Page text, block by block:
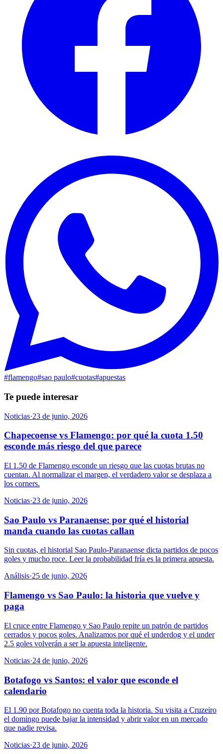
#flamengo#sao paulo#cuotas#apuestas
Te puede interesar
Noticias·23 de junio, 2026
Chapecoense vs Flamengo: por qué la cuota 1.50
esconde más riesgo del que parece
El 1.50 de Flamengo esconde un riesgo que las cuotas brutas no
cuentan. Al normalizar el margen, el verdadero valor se desplaza a
los corners.
Noticias·23 de junio, 2026
Sao Paulo vs Paranaense: por qué el historial
manda cuando las cuotas callan
Sin cuotas, el historial Sao Paulo-Paranaense dicta partidos de pocos
goles y mucho roce. Leer la probabilidad fría es la primera apuesta.
Análisis·25 de junio, 2026
Flamengo vs Sao Paulo: la historia que vuelve y
paga
El cruce entre Flamengo y Sao Paulo repite un patrón de partidos
cerrados y pocos goles. Analizamos por qué el underdog y el under
2.5 goles volverán a ser la apuesta inteligente.
Noticias·24 de junio, 2026
Botafogo vs Santos: el valor que esconde el
calendario
El 1.90 por Botafogo no cuenta toda la historia. Su visita a Cruzeiro
el domingo puede bajar la intensidad y abrir valor en un mercado
que nadie revisa.
Noticias·23 de junio, 2026